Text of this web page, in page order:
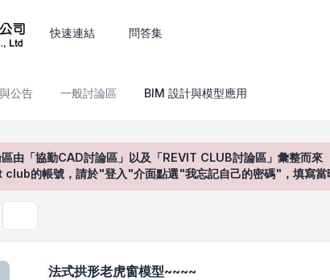
快速連結 問答集
公告 一般討論區 BIM 設計與模型應用
由「協勤CAD討論區」以及「REVIT CLUB討論區」彙整而來
的帳號，請於"登入"介面點選"我忘記自己的密碼"，填寫當
法式拱形老虎窗模型~~~~